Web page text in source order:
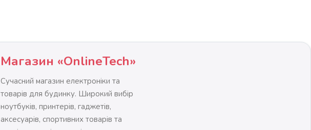
Магазин «OnlineTech»
Сучасний магазин електроніки та
товарів для будинку. Широкий вибір
ноутбуків, принтерів, гаджетів,
аксесуарів, спортивних товарів та